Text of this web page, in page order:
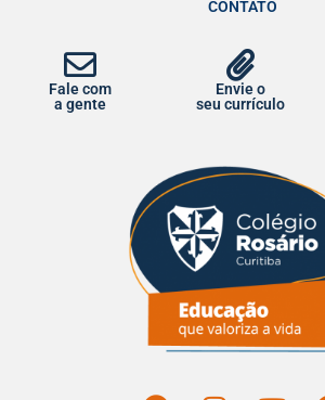
CONTATO
Fale com
a gente
Envie o
seu currículo